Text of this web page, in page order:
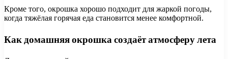
Кроме того, окрошка хорошо подходит для жаркой погоды,
когда тяжёлая горячая еда становится менее комфортной.
Как домашняя окрошка создаёт атмосферу лета